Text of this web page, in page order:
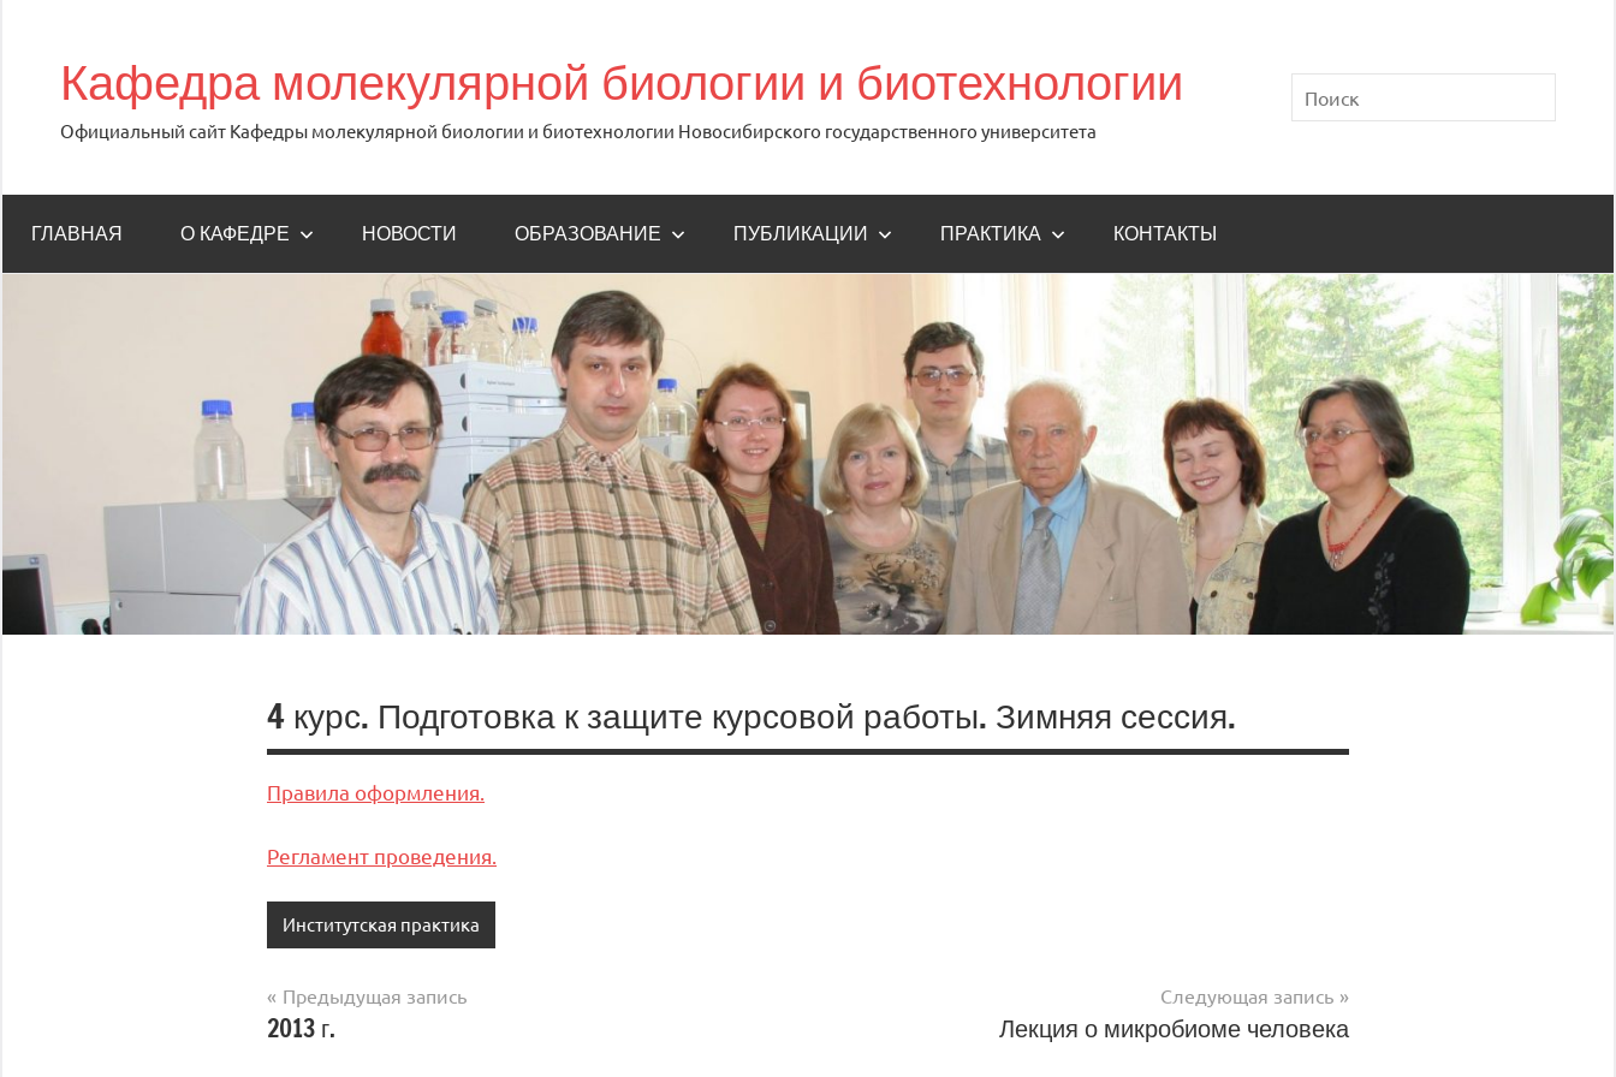
содержимому
Кафедра молекулярной биологии и биотехнологии
Официальный сайт Кафедры молекулярной биологии и биотехнологии Новосибирского государственного университета
Поиск
ГЛАВНАЯ О КАФЕДРЕ НОВОСТИ ОБРАЗОВАНИЕ ПУБЛИКАЦИИ ПРАКТИКА КОНТАКТЫ
4 курс. Подготовка к защите курсовой работы. Зимняя сессия.
Правила оформления.
Регламент проведения.
Институтская практика
Навигация
по
Предыдущая запись
2013 г.
Следующая запись
Лекция о микробиоме человека